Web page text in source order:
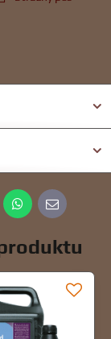
WhatsApp
E-
mail